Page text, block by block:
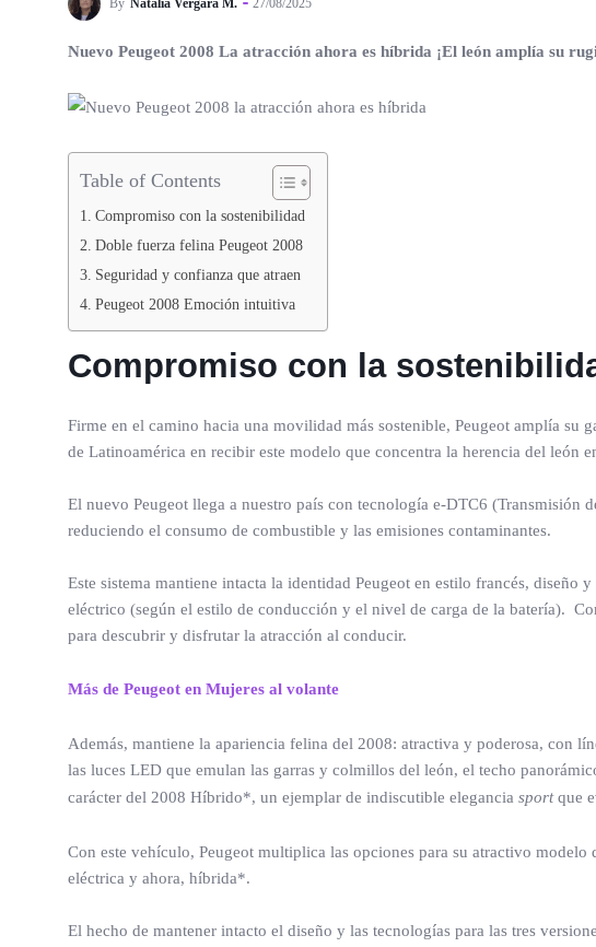
Nuevo Peugeot 2008 La atracción ahora es híbrida ¡El león amplía su
Table of Contents
Compromiso con la sostenibilidad
Doble fuerza felina Peugeot 2008
Seguridad y confianza que atraen
Peugeot 2008 Emoción intuitiva
Compromiso con la
Firme en el camino hacia una movilidad más sostenible, Peugeot amplía
de Latinoamérica en recibir este modelo que concentra la herencia del león
El nuevo Peugeot llega a nuestro país con tecnología e-DTC6
reduciendo el consumo de combustible y las emisiones contaminantes.
Este sistema mantiene intacta la identidad Peugeot en estilo francés,
eléctrico (según el estilo de conducción y el nivel de carga de la batería).
para descubrir y disfrutar la atracción al conducir.
Más de Peugeot en Mujeres al volante
Además, mantiene la apariencia felina del 2008: atractiva y poderosa, con
las luces LED que emulan las garras y colmillos del león, el techo
carácter del 2008 Híbrido*, un ejemplar de indiscutible elegancia sportque
Con este vehículo, Peugeot multiplica las opciones para su atractivo
eléctrica y ahora, híbrida*.
El hecho de mantener intacto el diseño y las tecnologías para las tres